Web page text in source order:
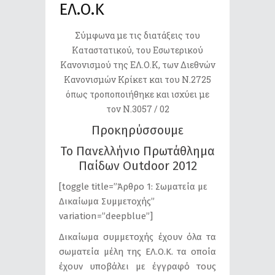
ΕΛ.Ο.Κ
Σύμφωνα με τις διατάξεις του
Καταστατικού, του Εσωτερικού
Κανονισμού της ΕΛ.Ο.Κ, των Διεθνών
Κανονισμών Κρίκετ και του Ν.2725
όπως τροποποιήθηκε και ισχύει με
τον Ν.3057 / 02
Προκηρύσσουμε
Το Πανελλήνιο Πρωτάθλημα
Παίδων Outdoor 2012
[toggle title=”Άρθρο 1: Σωματεία με
Δικαίωμα Συμμετοχής”
variation=”deepblue”]
Δικαίωμα συμμετοχής έχουν όλα τα
σωματεία μέλη της ΕΛ.Ο.Κ. τα οποία
έχουν υποβάλει με έγγραφό τους